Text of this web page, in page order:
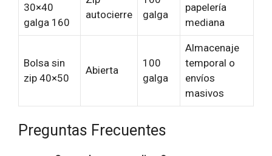
30×40
galga 160
autocierre
galga
papelería
mediana
Bolsa sin
zip 40×50
Abierta
100
galga
Almacenaje
temporal o
envíos
masivos
Preguntas Frecuentes